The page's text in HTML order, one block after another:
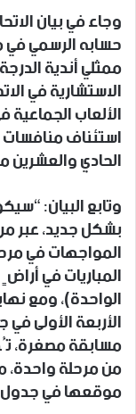
وجاء في بيان
حسابه الرسمي
ممثلي أندية
الاستشارية في
الألعاب
الحادي والعشرين
وتابع البيان:
بشكل جديد، عبر
المواجهات في
المباريات في
الواحدة)، ومع
الأربعة الأولى
مسابقة مصغرة،
من مرحلة واحدة،
موقعها في جدول